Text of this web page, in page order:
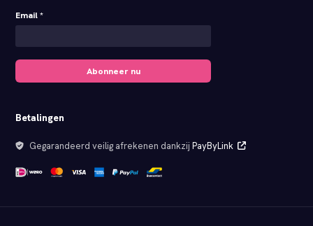
Email *
Abonneer nu
Betalingen
Gegarandeerd veilig afrekenen dankzijPayByLink